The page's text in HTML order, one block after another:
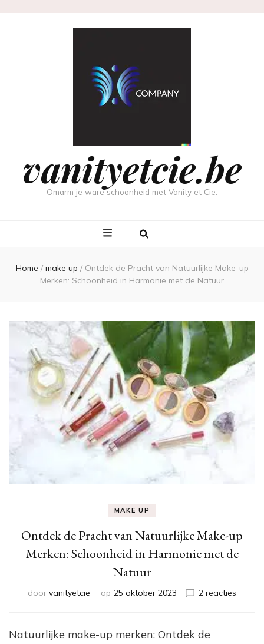
vanityetcie.be
Omarm je ware schoonheid met Vanity et Cie.
Home / make up / Ontdek de Pracht van Natuurlijke Make-up
Merken: Schoonheid in Harmonie met de Natuur
MAKE UP
Ontdek de Pracht van Natuurlijke Make-up
Merken: Schoonheid in Harmonie met de
Natuur
door vanityetcie op 25 oktober 2023 2 reacties
Natuurlijke make-up merken: Ontdek de